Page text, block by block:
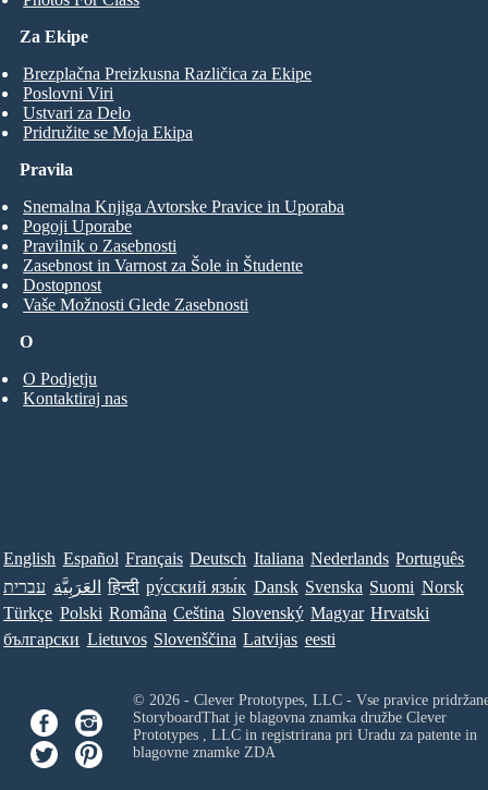
Za Ekipe
Brezplačna Preizkusna Različica za Ekipe
Poslovni Viri
Ustvari za Delo
Pridružite se Moja Ekipa
O
O Podjetju
Kontaktiraj nas
Pravila
Snemalna Knjiga Avtorske Pravice in Uporaba
Pogoji Uporabe
Pravilnik o Zasebnosti
Zasebnost in Varnost za Šole in Študente
Dostopnost
Vaše Možnosti Glede Zasebnosti
English Español Français Deutsch Italiana Nederlands Português
עברית العَرَبِيَّة हिन्दी ру́сский язы́к Dansk Svenska Suomi Norsk
Türkçe Polski Româna Ceština Slovenský Magyar Hrvatski
български Lietuvos Slovenščina Latvijas eesti
© 2026 - Clever Prototypes, LLC - Vse pravice
StoryboardThat je blagovna znamka družbe Clever
Prototypes , LLCin registrirana pri Uradu za patente in
blagovne znamke ZDA